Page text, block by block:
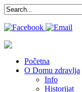
Početna
O Domu zdravlja
Info
Historijat